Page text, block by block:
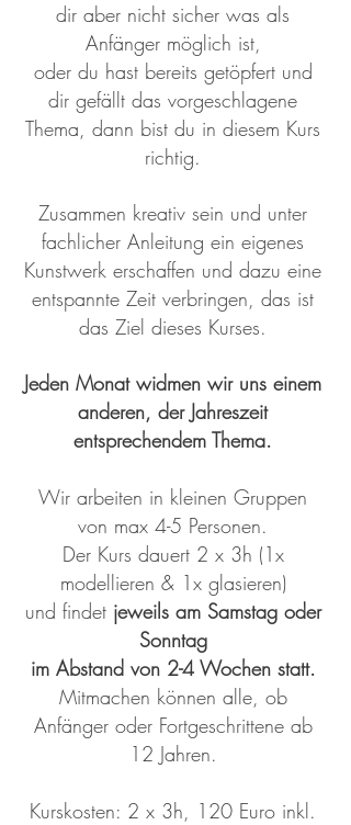
dir aber nicht sicher was als
Anfänger möglich ist,
oder du hast bereits getöpfert und
dir gefällt das vorgeschlagene
Thema, dann bist du in diesem Kurs
richtig.
Zusammen kreativ sein und unter
fachlicher Anleitung ein eigenes
Kunstwerk erschaffen und dazu eine
entspannte Zeit verbringen, das ist
das Ziel dieses Kurses.
Jeden Monat widmen wir uns einem
anderen, der Jahreszeit
entsprechendem Thema.
Wir arbeiten in kleinen Gruppen
von max 4-5 Personen.
Der Kurs dauert 2 x 3h (1x
modellieren & 1x glasieren)
und findet jeweils am Samstag oder
Sonntag
im Abstand von 2-4 Wochen statt.
Mitmachen können alle, ob
Anfänger oder Fortgeschrittene ab
12 Jahren.
Kurskosten: 2 x 3h, 120 Euro inkl.